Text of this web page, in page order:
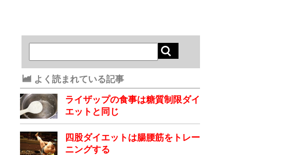
よく読まれている記事
ライザップの食事は糖質制限ダイ
エットと同じ
四股ダイエットは腸腰筋をトレー
ニングする